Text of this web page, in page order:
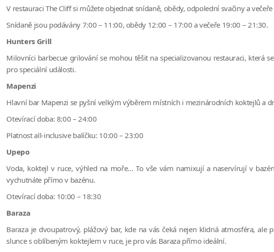
V restauraci The Cliff si můžete objednat snídaně, obědy, odpolední svačiny a
Snídaně jsou podávány 7:00 – 11:00, obědy 12:00 – 17:00 a večeře 19:00 – 21:30.
Hunters Grill
Milovníci barbecue grilování se mohou těšit na specializovanou restauraci, která
pro speciální události.
Mapenzi
Hlavní bar Mapenzi se pyšní velkým výběrem místních i mezinárodních koktejlů a
Otevírací doba: 8:00 – 24:00
Platnost all-inclusive balíčku: 10:00 – 23:00
Upepo
Voda, koktejl v ruce, výhled na moře… To vše vám namixují a naservírují v
vychutnáte přímo v bazénu.
Otevírací doba: 10:00 – 18:30
Baraza
Baraza je dvoupatrový, plážový bar, kde na vás čeká nejen klidná atmosféra,
slunce s oblíbeným koktejlem v ruce, je pro vás Baraza přímo ideální.